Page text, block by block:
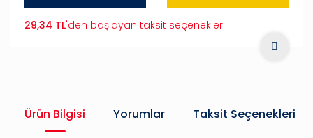
29,34 TL'den başlayan taksit seçenekleri
Ürün Bilgisi Yorumlar Taksit Seçenekleri